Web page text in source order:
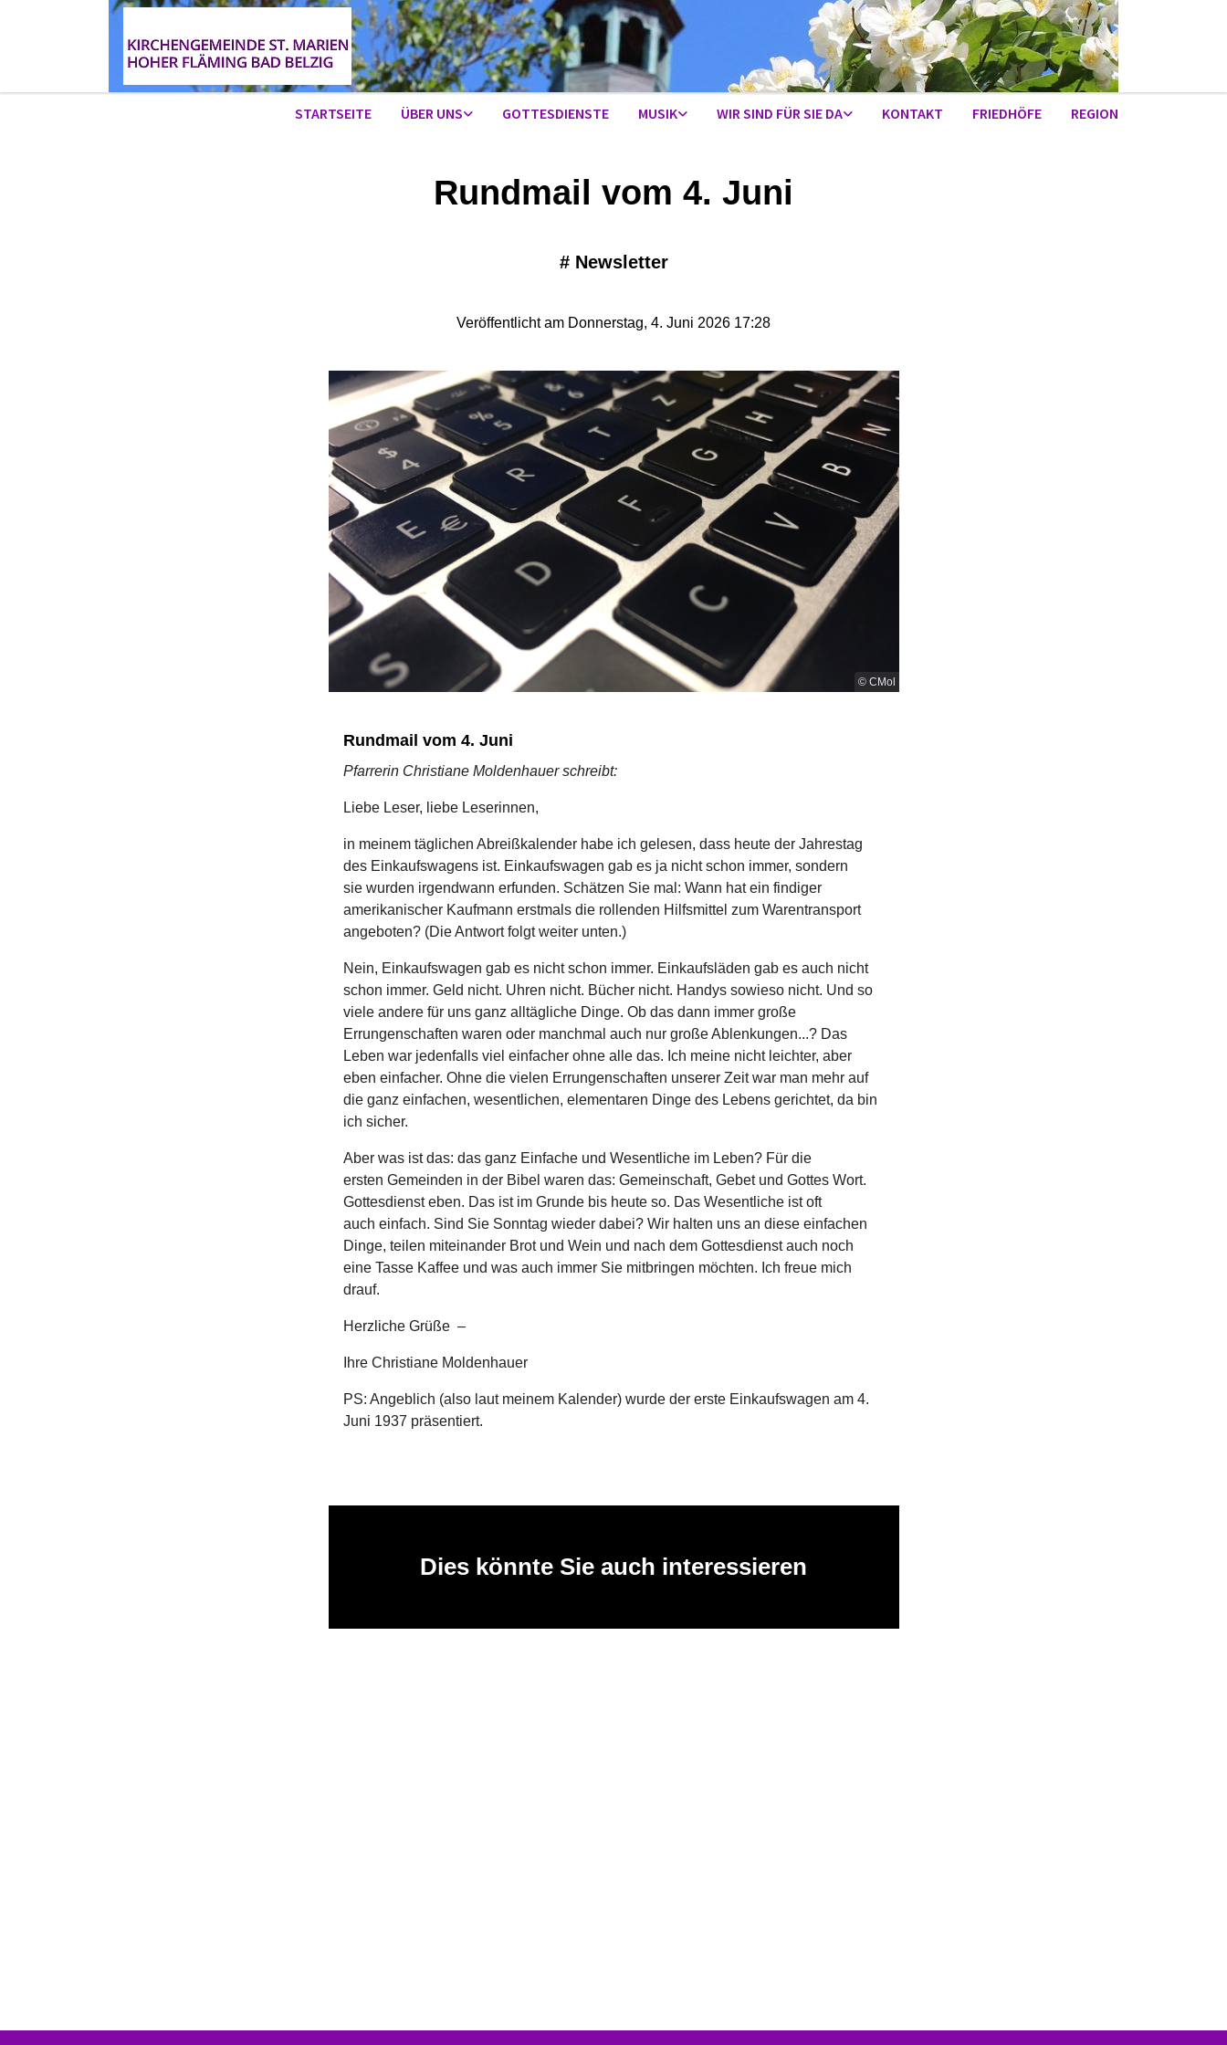
STARTSEITE ÜBER UNS GOTTESDIENSTE MUSIK WIR SIND FÜR SIE DA KONTAKT FRIEDHÖFE REGION
Rundmail vom 4. Juni
# Newsletter
Veröffentlicht am Donnerstag, 4. Juni 2026 17:28
© CMol
Rundmail vom 4. Juni
Pfarrerin Christiane Moldenhauer schreibt:
Liebe Leser, liebe Leserinnen,
in meinem täglichen Abreißkalender habe ich gelesen, dass heute der Jahrestag
des Einkaufswagens ist. Einkaufswagen gab es ja nicht schon immer, sondern
sie wurden irgendwann erfunden. Schätzen Sie mal: Wann hat ein findiger
amerikanischer Kaufmann erstmals die rollenden Hilfsmittel zum Warentransport
angeboten? (Die Antwort folgt weiter unten.)
Nein, Einkaufswagen gab es nicht schon immer. Einkaufsläden gab es auch nicht
schon immer. Geld nicht. Uhren nicht. Bücher nicht. Handys sowieso nicht. Und so
viele andere für uns ganz alltägliche Dinge. Ob das dann immer große
Errungenschaften waren oder manchmal auch nur große Ablenkungen...? Das
Leben war jedenfalls viel einfacher ohne alle das. Ich meine nicht leichter, aber
eben einfacher. Ohne die vielen Errungenschaften unserer Zeit war man mehr auf
die ganz einfachen, wesentlichen, elementaren Dinge des Lebens gerichtet, da bin
ich sicher.
Aber was ist das: das ganz Einfache und Wesentliche im Leben? Für die
ersten Gemeinden in der Bibel waren das: Gemeinschaft, Gebet und Gottes Wort.
Gottesdienst eben. Das ist im Grunde bis heute so. Das Wesentliche ist oft
auch einfach. Sind Sie Sonntag wieder dabei? Wir halten uns an diese einfachen
Dinge, teilen miteinander Brot und Wein und nach dem Gottesdienst auch noch
eine Tasse Kaffee und was auch immer Sie mitbringen möchten. Ich freue mich
drauf.
Herzliche Grüße –
Ihre Christiane Moldenhauer
PS: Angeblich (also laut meinem Kalender) wurde der erste Einkaufswagen am 4.
Juni 1937 präsentiert.
Dies könnte Sie auch interessieren